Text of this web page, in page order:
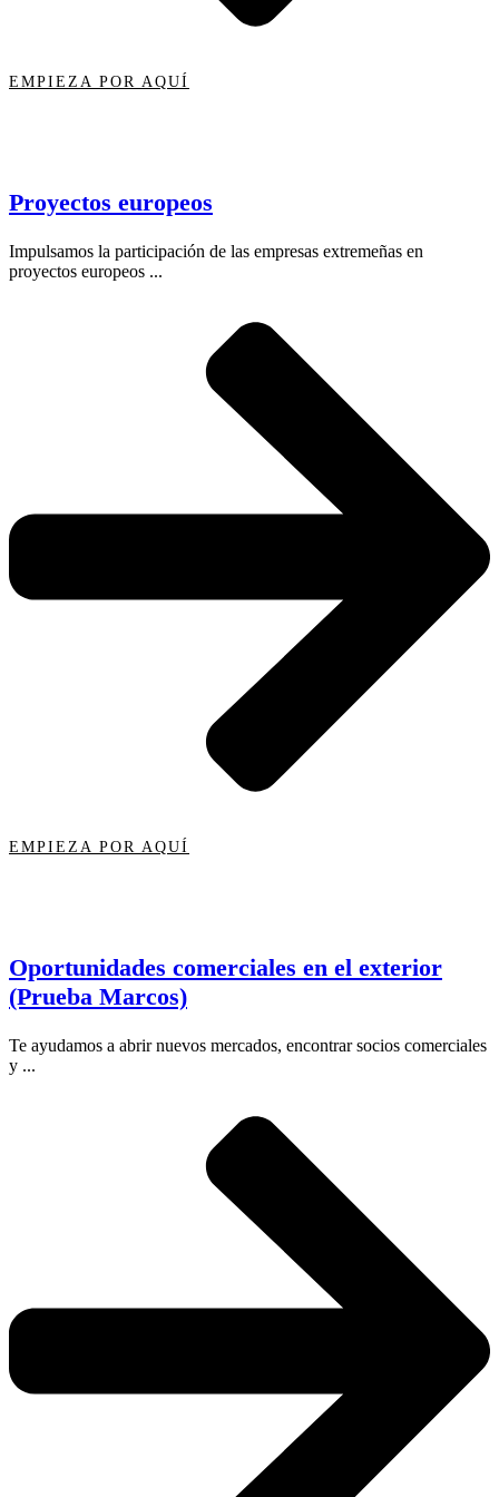
EMPIEZA POR AQUÍ
Proyectos europeos
Impulsamos la participación de las empresas extremeñas en
proyectos europeos ...
EMPIEZA POR AQUÍ
Oportunidades comerciales en el exterior
(Prueba Marcos)
Te ayudamos a abrir nuevos mercados, encontrar socios comerciales
y ...